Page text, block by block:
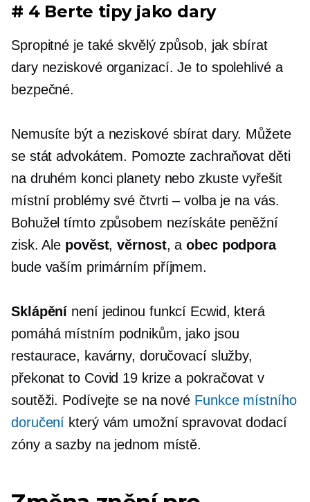
# 4 Berte tipy jako dary
Spropitné je také skvělý způsob, jak sbírat
dary neziskovéorganizací. Je to spolehlivé a
bezpečné.
Nemusíte být a neziskovésbírat dary. Můžete
se stát advokátem. Pomozte zachraňovat děti
na druhém konci planety nebo zkuste vyřešit
místní problémy své čtvrti – volba je na vás.
Bohužel tímto způsobem nezískáte peněžní
zisk. Ale pověst,věrnost, a obec podpora
bude vaším primárním příjmem.
Sklápění není jedinou funkcí Ecwid, která
pomáhá místním podnikům, jako jsou
restaurace, kavárny, doručovací služby,
překonat to Covid 19 krize a pokračovat v
soutěži. Podívejte se na nové Funkce místního
doručení který vám umožní spravovat dodací
zóny a sazby na jednom místě.